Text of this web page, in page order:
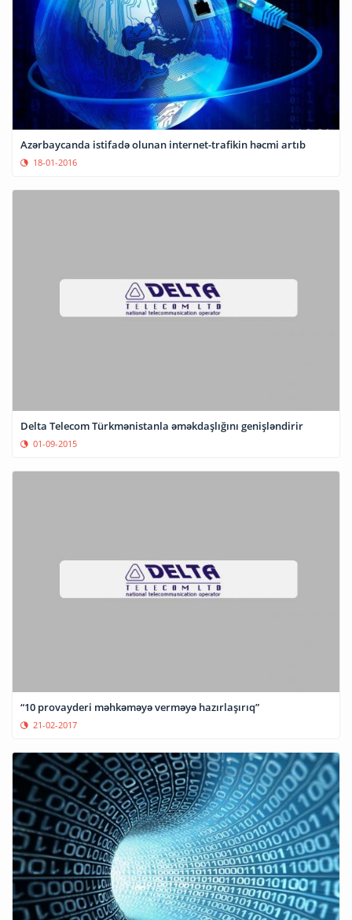
Azərbaycanda istifadə olunan internet-trafikin həcmi artıb
18-01-2016
Delta Telecom Türkmənistanla əməkdaşlığını genişləndirir
01-09-2015
“10 provayderi məhkəməyə verməyə hazırlaşırıq”
21-02-2017